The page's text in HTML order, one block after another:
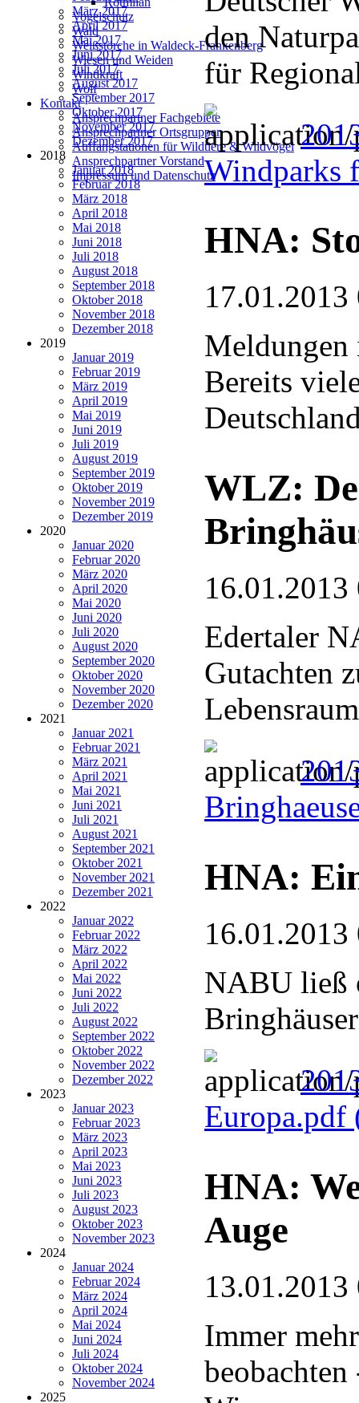
Vogelschutz
Wald
Weißstörche in Waldeck-Frankenberg
Wiesen und Weiden
Windkraft
Wolf
Kontakt
Ansprechpartner Fachgebiete
Ansprechpartner Ortsgruppen
Auffangstationen für Wildtiere & Wildvögel
Ansprechpartner Vorstand
Impressum und Datenschutz
März 2017
April 2017
Mai 2017
Juni 2017
Juli 2017
August 2017
September 2017
Oktober 2017
November 2017
Dezember 2017
2018
Januar 2018
Februar 2018
März 2018
April 2018
Mai 2018
Juni 2018
Juli 2018
August 2018
September 2018
Oktober 2018
November 2018
Dezember 2018
2019
Januar 2019
Februar 2019
März 2019
April 2019
Mai 2019
Juni 2019
Juli 2019
August 2019
September 2019
Oktober 2019
November 2019
Dezember 2019
2020
Januar 2020
Februar 2020
März 2020
April 2020
Mai 2020
Juni 2020
Juli 2020
August 2020
September 2020
Oktober 2020
November 2020
Dezember 2020
2021
Januar 2021
Februar 2021
März 2021
April 2021
Mai 2021
Juni 2021
Juli 2021
August 2021
September 2021
Oktober 2021
November 2021
Dezember 2021
2022
Januar 2022
Februar 2022
März 2022
April 2022
Mai 2022
Juni 2022
Juli 2022
August 2022
September 2022
Oktober 2022
November 2022
Dezember 2022
2023
Januar 2023
Februar 2023
März 2023
April 2023
Mai 2023
Juni 2023
Juli 2023
August 2023
Oktober 2023
November 2023
2024
Januar 2024
Februar 2024
März 2024
April 2024
Mai 2024
Juni 2024
Juli 2024
Oktober 2024
November 2024
2025
den
für
Windparks
HNA:
17.01.2013
Bereits
WLZ:
16.01.2013
Edertaler
Gutachten
HNA:
16.01.2013
NABU ließ
Europa.pdf
HNA:
Auge
13.01.2013
Immer